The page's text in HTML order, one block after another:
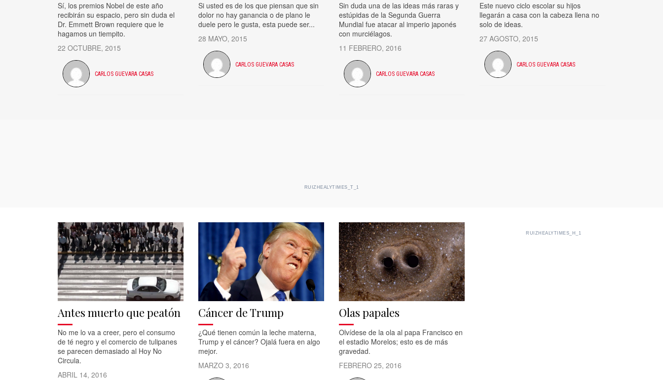
Sí, los premios Nobel de este año
recibirán su espacio, pero sin duda el
Dr. Emmett Brown requiere que le
hagamos un tiempito.
22 OCTUBRE, 2015
CARLOS GUEVARA CASAS
Si usted es de los que piensan que sin
dolor no hay ganancia o de plano le
duele pero le gusta, esta puede ser...
28 MAYO, 2015
CARLOS GUEVARA CASAS
Sin duda una de las ideas más raras y
estúpidas de la Segunda Guerra
Mundial fue atacar al imperio japonés
con murciélagos.
11 FEBRERO, 2016
CARLOS GUEVARA CASAS
Este nuevo ciclo escolar su hijos
llegarán a casa con la cabeza llena no
solo de ideas.
27 AGOSTO, 2015
CARLOS GUEVARA CASAS
RUIZHEALYTIMES_T_1
Antes muerto que peatón
No me lo va a creer, pero el consumo
de té negro y el comercio de tulipanes
se parecen demasiado al Hoy No
Circula.
ABRIL 14, 2016
Cáncer de Trump
¿Qué tienen común la leche materna,
Trump y el cáncer? Ojalá fuera en algo
mejor.
MARZO 3, 2016
Olas papales
Olvídese de la ola al papa Francisco en
el estadio Morelos; esto es de más
gravedad.
FEBRERO 25, 2016
RUIZHEALYTIMES_H_1